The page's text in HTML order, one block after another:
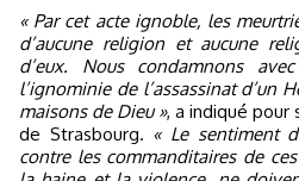
« Par cet acte ignoble, les
d’aucune religion et aucune
d’eux. Nous condamnons
l’ignominie de l’assassinat d’un
maisons de Dieu », a indiqué pour
de Strasbourg. « Le sentiment
contre les commanditaires de